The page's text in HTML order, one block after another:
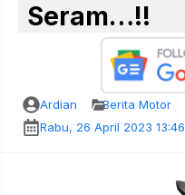
Seram…!!
Ardian
Berita Motor
Rabu, 26 April 2023 13:46